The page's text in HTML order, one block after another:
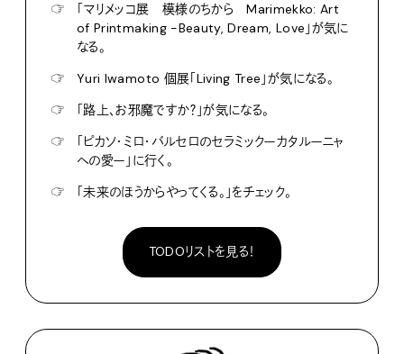
☞
「マリメッコ展 模様のちから Marimekko: Art
of Printmaking -Beauty, Dream, Love」が気に
なる。
☞
Yuri Iwamoto 個展「Living Tree」が気になる。
☞
「路上、お邪魔ですか？」が気になる。
☞
「ピカソ・ミロ・バルセロのセラミックーカタルーニャ
への愛ー」に行く。
☞
「未来のほうからやってくる。」をチェック。
TODOリストを見る！